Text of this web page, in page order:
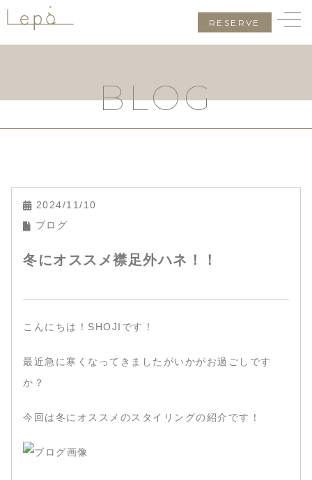
RESERVE
BLOG
2024/11/10
ブログ
冬にオススメ襟足外ハネ！！
こんにちは！SHOJIです！
最近急に寒くなってきましたがいかがお過ごしです
か？
今回は冬にオススメのスタイリングの紹介です！